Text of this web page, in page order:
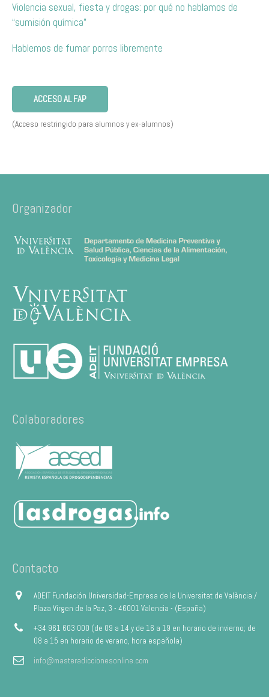
Violencia sexual, fiesta y drogas: por qué no hablamos de
“sumisión química”
Hablemos de fumar porros libremente
ACCESO AL FAP
(Acceso restringido para alumnos y ex-alumnos)
Organizador
Colaboradores
Contacto
ADEIT Fundación Universidad-Empresa de la Universitat de València /
Plaza Virgen de la Paz, 3 - 46001 Valencia - (España)
+34 961 603 000 (de 09 a 14 y de 16 a 19 en horario de invierno; de
08 a 15 en horario de verano, hora española)
info@masteradiccionesonline.com